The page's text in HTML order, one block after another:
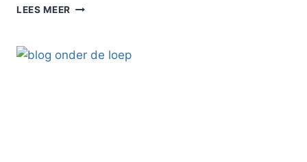
LEES MEER HOE
JE